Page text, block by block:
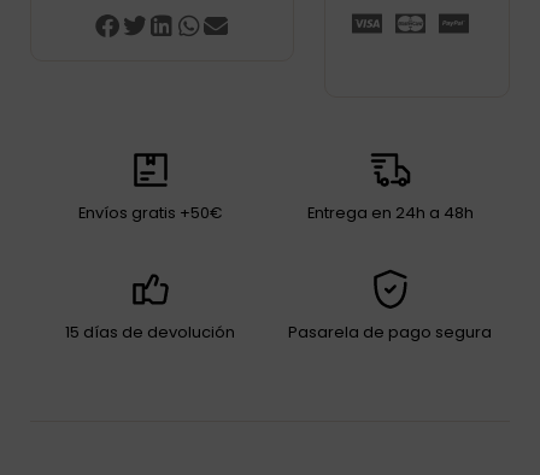
Envíos gratis +50€ Entrega en 24h a 48h
15 días de devolución Pasarela de pago segura